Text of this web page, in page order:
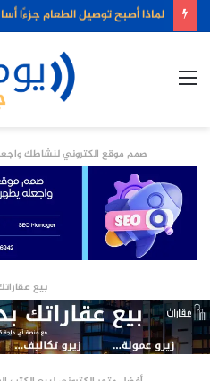
لماذا أصبح توصيل الطعام جزءًا
صمم موقع الكتروني لنشاطك
بيع